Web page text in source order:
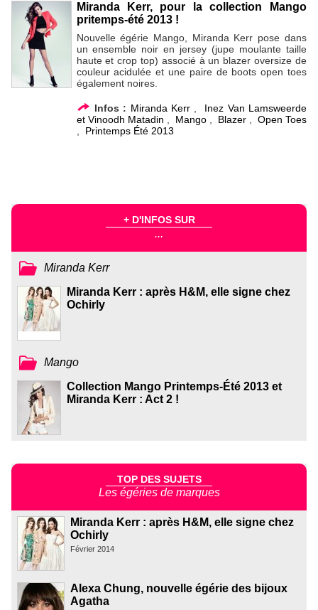
Miranda Kerr, pour la collection Mango
pritemps-été 2013 !
Nouvelle égérie Mango, Miranda Kerr pose dans
un ensemble noir en jersey (jupe moulante taille
haute et crop top) associé à un blazer oversize de
couleur acidulée et une paire de boots open toes
également noires.
Infos : Miranda Kerr
Inez Van Lamsweerde
et Vinoodh Matadin
Mango, Blazer, Open Toes
Printemps Été 2013
+ D'INFOS SUR
...
Miranda Kerr
Miranda Kerr : après H&M, elle signe chez
Ochirly
Mango
Collection Mango Printemps-Été 2013 et
Miranda Kerr : Act 2 !
TOP DES SUJETS
Les égéries de marques
Miranda Kerr : après H&M, elle signe chez
Ochirly
Février 2014
Alexa Chung, nouvelle égérie des bijoux
Agatha